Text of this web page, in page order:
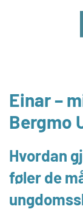
Skip to
Einar –
Bergmo
Hvordan
føler de